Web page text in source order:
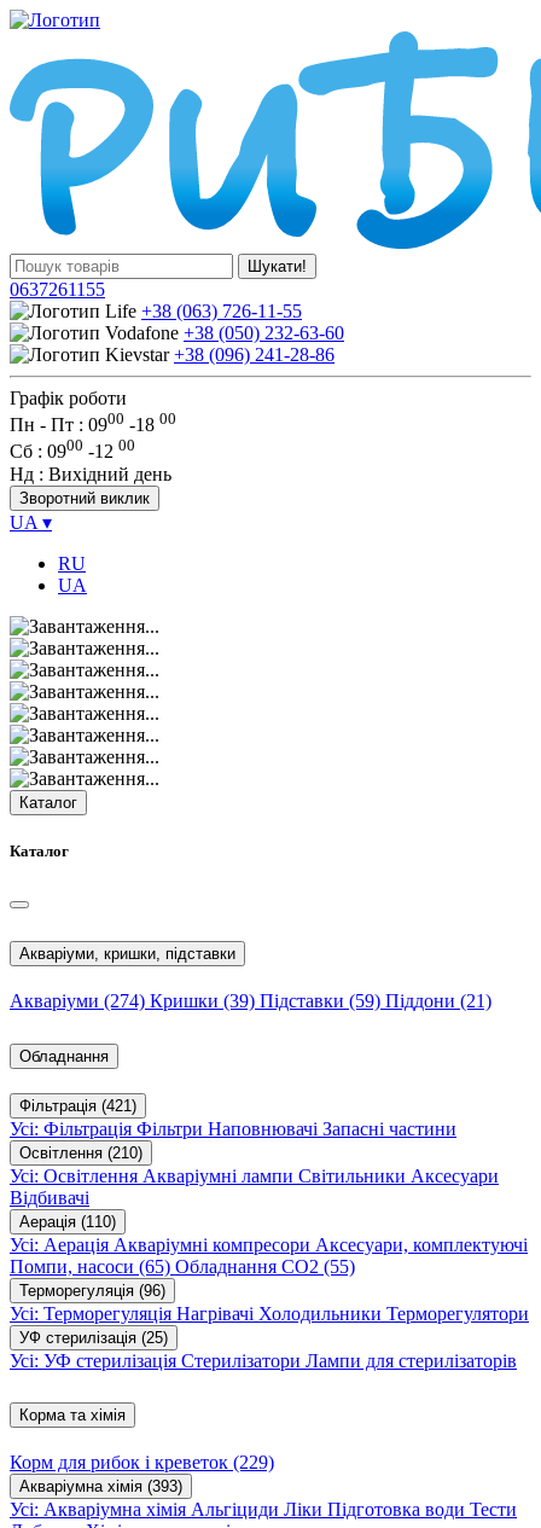
Шукати!
0637261155
+38 (063) 726-11-55
+38 (050) 232-63-60
+38 (096) 241-28-86
Графік роботи
Пн - Пт : 0900 -18 00
Сб : 0900 -12 00
Нд : Вихідний день
Зворотний виклик
UA ▾
RU
UA
Каталог
Каталог
Акваріуми, кришки, підставки
Акваріуми (274) Кришки (39) Підставки (59) Піддони (21)
Обладнання
Фільтрація (421)
Усі: Фільтрація Фільтри Наповнювачі Запасні частини
Освітлення (210)
Усі: Освітлення Акваріумні лампи Світильники Аксесуари
Відбивачі
Аерація (110)
Усі: Аерація Акваріумні компресори Аксесуари, комплектуючі
Помпи, насоси (65) Обладнання CO2 (55)
Терморегуляція (96)
Усі: Терморегуляція Нагрівачі Холодильники Терморегулятори
УФ стерилізація (25)
Усі: УФ стерилізація Стерилізатори Лампи для стерилізаторів
Корма та хімія
Корм для рибок і креветок (229)
Акваріумна хімія (393)
Усі: Акваріумна хімія Альгіциди Ліки Підготовка води Тести